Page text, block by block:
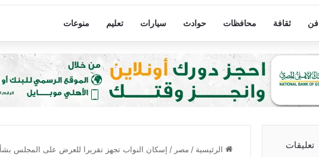
فن ثقافة محافظات حوادث سيارات تعليم منوعات
الرئيسية / مصر / إسكان النواب تجهز تقريرا للعرض على المجلس بشأن تعليقات